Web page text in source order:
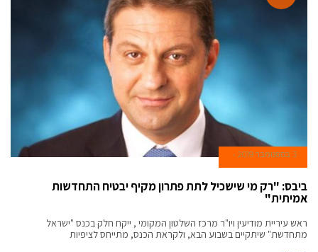
3 בספטמבר 2019
ביבס: "רק מי שישכיל לתת פתרון מקיף יבטיח התחדשות
אמיתית"
ראש עיריית מודיעין ויו"ר מרכז השלטון המקומי , ייקח חלק בכנס "ישראל
מתחדשת" שיתקיים בשבוע הבא, ולקראת הכנס, מתייחס לציפיות